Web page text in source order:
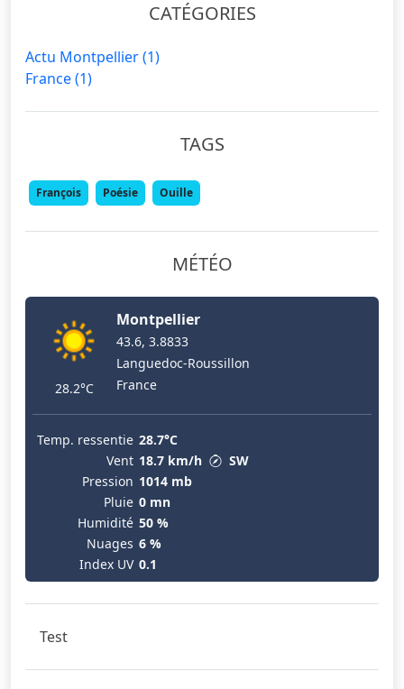
CATÉGORIES
Actu Montpellier(1)
France(1)
TAGS
François Poésie Ouille
MÉTÉO
28.2°C
Montpellier
43.6, 3.8833
Languedoc-Roussillon
France
Temp. ressentie 28.7°C
Vent 18.7 km/h
SW
Pression 1014 mb
Pluie 0 mn
Humidité 50 %
Nuages 6 %
Index UV 0.1
Test